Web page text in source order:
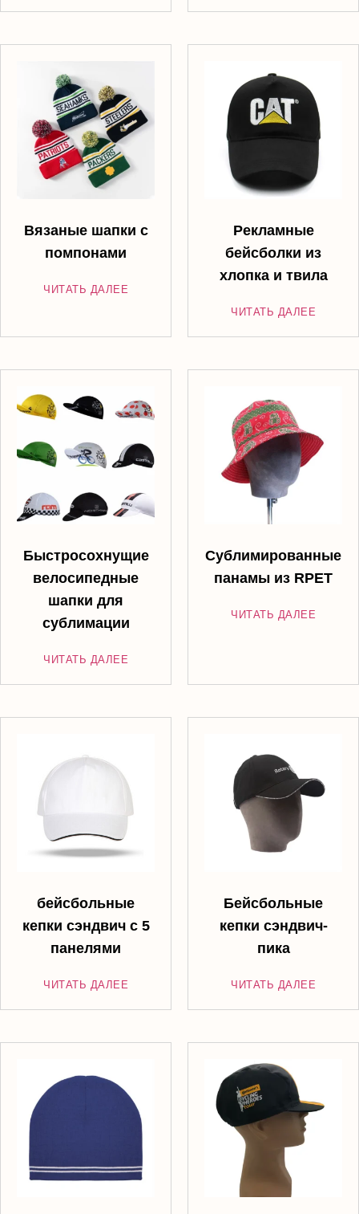
Вязаные шапки с
помпонами
ЧИТАТЬ ДАЛЕЕ
Рекламные
бейсболки из
хлопка и твила
ЧИТАТЬ ДАЛЕЕ
Быстросохнущие
велосипедные
шапки для
сублимации
ЧИТАТЬ ДАЛЕЕ
Сублимированные
панамы из RPET
ЧИТАТЬ ДАЛЕЕ
бейсбольные
кепки сэндвич с 5
панелями
ЧИТАТЬ ДАЛЕЕ
Бейсбольные
кепки сэндвич-
пика
ЧИТАТЬ ДАЛЕЕ